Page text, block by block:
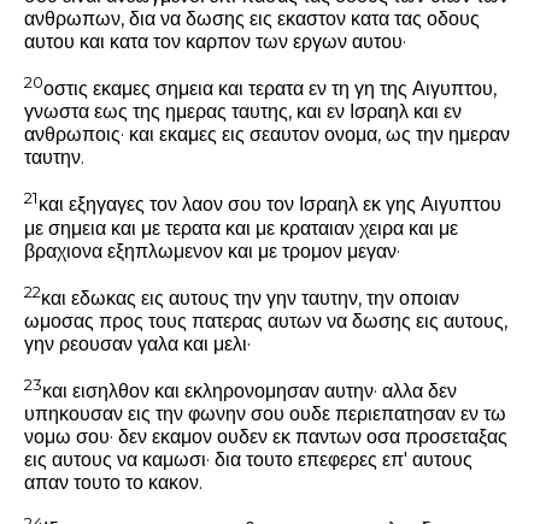
ανθρωπων, δια να δωσης εις εκαστον κατα τας οδους
αυτου και κατα τον καρπον των εργων αυτου·
20οστις εκαμες σημεια και τερατα εν τη γη της Αιγυπτου,
γνωστα εως της ημερας ταυτης, και εν Ισραηλ και εν
ανθρωποις· και εκαμες εις σεαυτον ονομα, ως την ημεραν
ταυτην.
21και εξηγαγες τον λαον σου τον Ισραηλ εκ γης Αιγυπτου
με σημεια και με τερατα και με κραταιαν χειρα και με
βραχιονα εξηπλωμενον και με τρομον μεγαν·
22και εδωκας εις αυτους την γην ταυτην, την οποιαν
ωμοσας προς τους πατερας αυτων να δωσης εις αυτους,
γην ρεουσαν γαλα και μελι·
23και εισηλθον και εκληρονομησαν αυτην· αλλα δεν
υπηκουσαν εις την φωνην σου ουδε περιεπατησαν εν τω
νομω σου· δεν εκαμον ουδεν εκ παντων οσα προσεταξας
εις αυτους να καμωσι· δια τουτο επεφερες επ' αυτους
απαν τουτο το κακον.